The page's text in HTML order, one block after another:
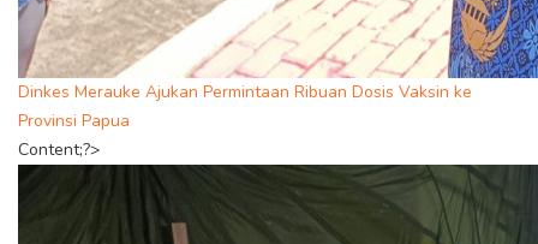
Dinkes Merauke Ajukan Permintaan Ribuan Dosis Vaksin ke
Provinsi Papua
Content;?>